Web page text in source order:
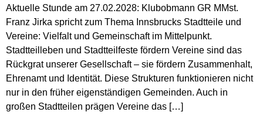
Aktuelle Stunde am 27.02.2028: Klubobmann GR MMst.
Franz Jirka spricht zum Thema Innsbrucks Stadtteile und
Vereine: Vielfalt und Gemeinschaft im Mittelpunkt.
Stadtteilleben und Stadtteilfeste fördern Vereine sind das
Rückgrat unserer Gesellschaft – sie fördern Zusammenhalt,
Ehrenamt und Identität. Diese Strukturen funktionieren nicht
nur in den früher eigenständigen Gemeinden. Auch in
großen Stadtteilen prägen Vereine das […]